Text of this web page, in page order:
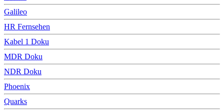
Galileo
HR Fernsehen
Kabel 1 Doku
MDR Doku
NDR Doku
Phoenix
Quarks